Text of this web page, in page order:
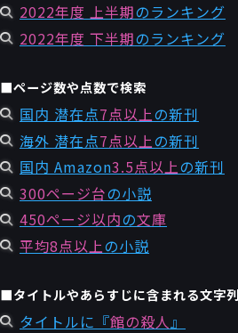
2022年度 上半期のランキング
2022年度 下半期のランキング
■ページ数や点数で検索
国内 潜在点7点以上の新刊
海外 潜在点7点以上の新刊
国内 Amazon3.5点以上の新刊
300ページ台の小説
450ページ以内の文庫
平均8点以上の小説
■タイトルやあらすじに含まれる文字
タイトルに『館の殺人』